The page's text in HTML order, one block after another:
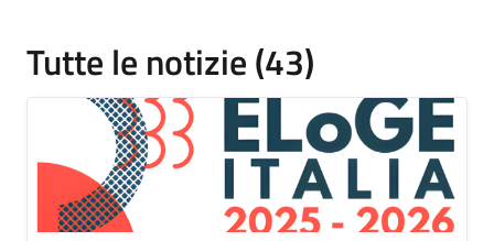
Tutte le notizie (43)